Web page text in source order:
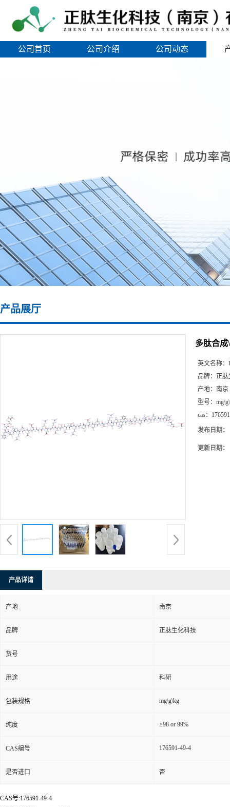
公司首页 公司介绍 公司动态
产品展厅
多肽合成
英文名称：
品牌： 正肽
产地： 南京
型号：
cas：
发布日期：
更新日期：
产品详请
产地 南京
品牌 正肽生化科技
货号
用途 科研
包装规格 mg\g\kg
纯度 ≥98 or 99%
CAS编号 176591-49-4
是否进口 否
CAS号:176591-49-4